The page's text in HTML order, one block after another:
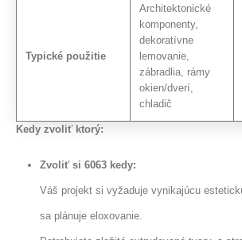
Typické použitie
Architektonické
komponenty,
dekoratívne
lemovanie,
zábradlia, rámy
okien/dverí,
chladič
Kedy zvoliť ktorý:
Zvoliť si 6063 kedy:
Váš projekt si vyžaduje vynikajúcu
sa plánuje eloxovanie.